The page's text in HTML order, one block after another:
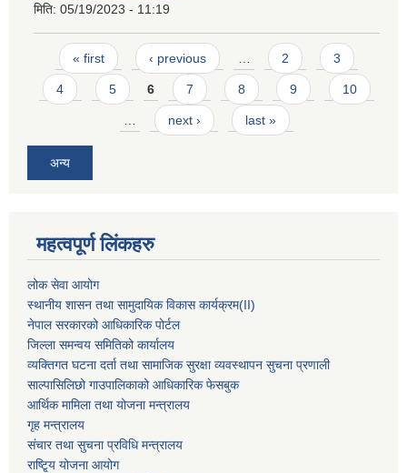
मिति: 05/19/2023 - 11:19
Pages
« first ‹ previous … 2 3
4 5 6 7 8 9 10
… next › last »
अन्य
महत्वपूर्ण लिंकहरु
लोक सेवा आयोग
स्थानीय शासन तथा सामुदायिक विकास कार्यक्रम(II)
नेपाल सरकारको आधिकारिक पोर्टल
जिल्ला समन्वय समितिको कार्यालय
व्यक्तिगत घटना दर्ता तथा सामाजिक सुरक्षा व्यवस्थापन सुचना प्रणाली
साल्पासिलिछो गाउपालिकाको आधिकारिक फेसबुक
आर्थिक मामिला तथा योजना मन्त्रालय
गृह मन्त्रालय
संचार तथा सुचना प्रविधि मन्त्रालय
राष्टि्ृय योजना आयोग